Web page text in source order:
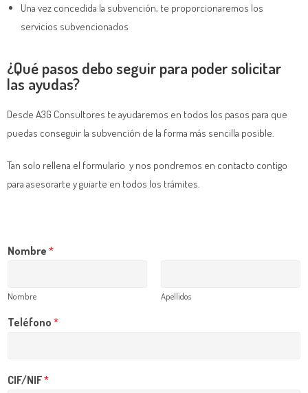
Una vez concedida la subvención, te proporcionaremos los
servicios subvencionados
¿Qué pasos debo seguir para poder solicitar
las ayudas?
Desde A3G Consultores te ayudaremos en todos los pasos para que
puedas conseguir la subvención de la forma más sencilla posible.
Tan solo rellena el formulario y nos pondremos en contacto contigo
para asesorarte y guiarte en todos los trámites.
Nombre *
Nombre Apellidos
Teléfono *
CIF/NIF*